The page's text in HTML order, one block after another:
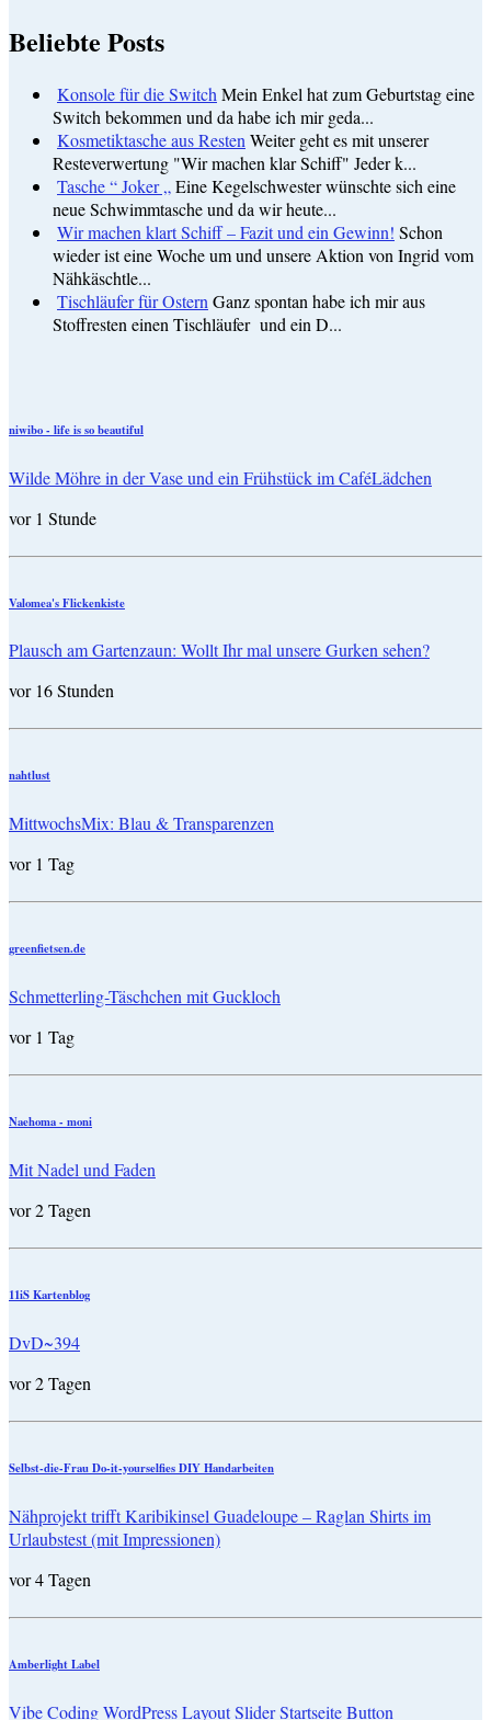
Beliebte Posts
Konsole für die Switch Mein Enkel hat zum Geburtstag eine
Switch bekommen und da habe ich mir geda...
Kosmetiktasche aus Resten Weiter geht es mit unserer
Resteverwertung "Wir machen klar Schiff" Jeder k...
Tasche “ Joker „ Eine Kegelschwester wünschte sich eine
neue Schwimmtasche und da wir heute...
Wir machen klart Schiff – Fazit und ein Gewinn! Schon
wieder ist eine Woche um und unsere Aktion von Ingrid vom
Nähkäschtle...
Tischläufer für Ostern Ganz spontan habe ich mir aus
Stoffresten einen Tischläufer und ein D...
niwibo - life is so beautiful
Wilde Möhre in der Vase und ein Frühstück im CaféLädchen
vor 1 Stunde
Valomea's Flickenkiste
Plausch am Gartenzaun: Wollt Ihr mal unsere Gurken sehen?
vor 16 Stunden
nahtlust
MittwochsMix: Blau & Transparenzen
vor 1 Tag
greenfietsen.de
Schmetterling-Täschchen mit Guckloch
vor 1 Tag
Naehoma - moni
Mit Nadel und Faden
vor 2 Tagen
11iS Kartenblog
DvD~394
vor 2 Tagen
Selbst-die-Frau Do-it-yourselfies DIY Handarbeiten
Nähprojekt trifft Karibikinsel Guadeloupe – Raglan Shirts im
Urlaubstest (mit Impressionen)
vor 4 Tagen
Amberlight Label
Vibe Coding WordPress Layout Slider Startseite Button